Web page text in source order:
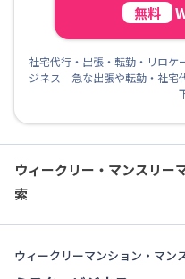
無料
社宅代行・出張・転勤・リロ
ジネス 急な出張や転勤・社宅
ウィークリー・マンスリー
索
ウィークリーマンション・マン